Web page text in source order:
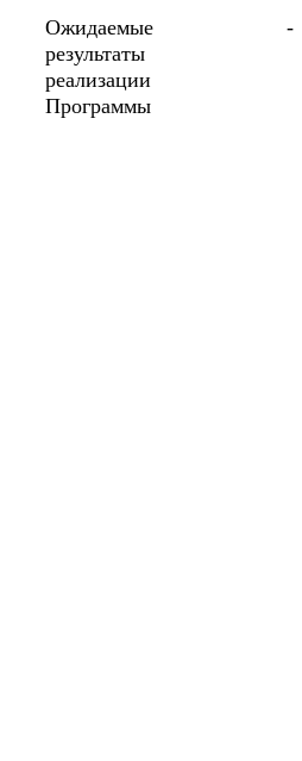
Ожидаемые
результаты
реализации
Программы
-